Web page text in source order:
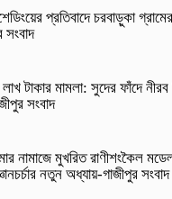
প্রতিবাদে চরবাড়ুকা
সংবাদ
টাকার মামলা: সুদের ফাঁদে নীরব
সংবাদ
নামাজে মুখরিত রাণীশংকৈল
নতুন অধ্যায়-গাজীপুর সংবাদ